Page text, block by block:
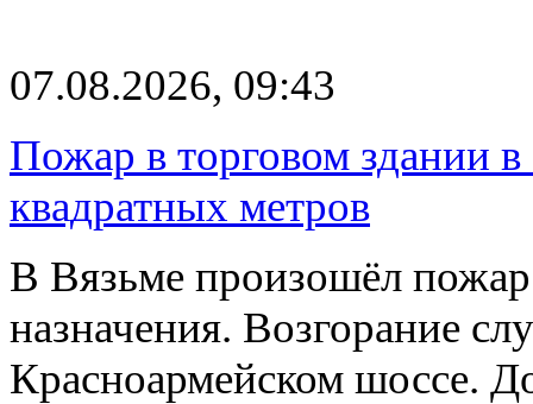
07.08.2026, 09:43
Пожар в торговом здании
квадратных метров
В Вязьме произошёл пожар
назначения. Возгорание
Красноармейском шоссе.